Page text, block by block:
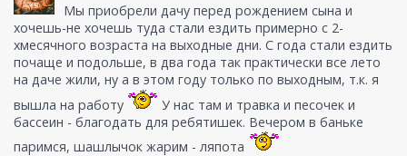
Мы приобрели дачу перед рождением сына и
хочешь-не хочешь туда стали ездить примерно с 2-
хмесячного возраста на выходные дни. С года стали ездить
почаще и подольше, в два года так практически все лето
на даче жили, ну а в этом году только по выходным, т.к. я
вышла на работу
У нас там и травка и песочек и
бассеин - благодать для ребятишек. Вечером в баньке
паримся, шашлычок жарим - ляпота